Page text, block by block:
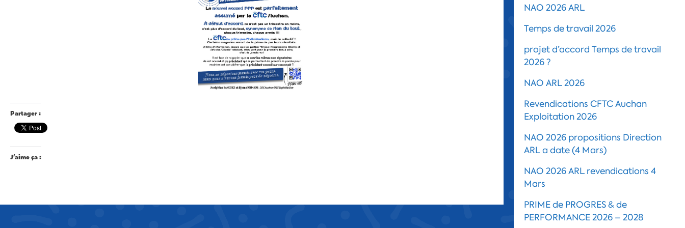
Partager :
J’aime ça :
NAO 2026 ARL
Temps de travail 2026
projet d’accord Temps de travail
2026 ?
NAO ARL 2026
Revendications CFTC Auchan
Exploitation 2026
NAO 2026 propositions Direction
ARL a date (4 Mars)
NAO 2026 ARL revendications 4
Mars
PRIME de PROGRES & de
PERFORMANCE 2026 – 2028